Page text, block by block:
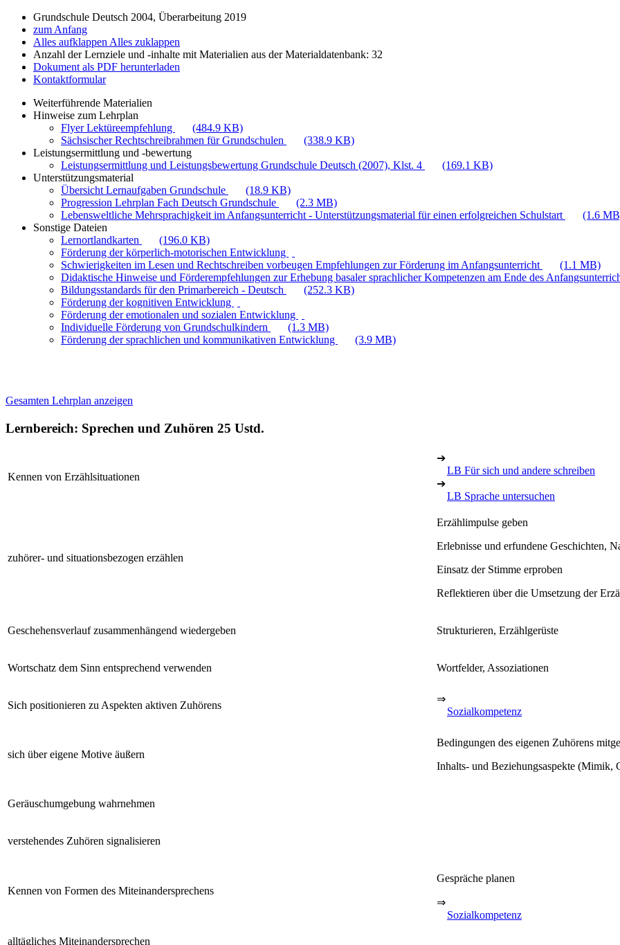
Grundschule Deutsch 2004, Überarbeitung 2019
zum Anfang
Alles aufklappen Alles zuklappen
Anzahl der Lernziele und -inhalte mit Materialien aus der Materialdatenbank: 32
Dokument als PDF herunterladen
Kontaktformular
Weiterführende Materialien
Hinweise zum Lehrplan
Flyer Lektüreempfehlung
(484.9 KB)
Sächsischer Rechtschreibrahmen für Grundschulen
(338.9 KB)
Leistungsermittlung und -bewertung
Leistungsermittlung und Leistungsbewertung Grundschule Deutsch (2007), Klst. 4
(169.1 KB)
Unterstützungsmaterial
Übersicht Lernaufgaben Grundschule
(18.9 KB)
Progression Lehrplan Fach Deutsch Grundschule
(2.3 MB)
Lebensweltliche Mehrsprachigkeit im Anfangsunterricht - Unterstützungsmaterial für einen erfolgreichen Schulstart
(1.6
Sonstige Dateien
Lernortlandkarten
(196.0 KB)
Förderung der körperlich-motorischen Entwicklung
Schwierigkeiten im Lesen und Rechtschreiben vorbeugen Empfehlungen zur Förderung im Anfangsunterricht
(1.1 MB)
Didaktische Hinweise und Förderempfehlungen zur Erhebung basaler sprachlicher Kompetenzen am Ende des
Bildungsstandards für den Primarbereich - Deutsch
(252.3 KB)
Förderung der kognitiven Entwicklung
Förderung der emotionalen und sozialen Entwicklung
Individuelle Förderung von Grundschulkindern
(1.3 MB)
Förderung der sprachlichen und kommunikativen Entwicklung
(3.9 MB)
Gesamten Lehrplan anzeigen
Lernbereich: Sprechen und Zuhören 25 Ustd.
Kennen von Erzählsituationen
➔
LB Für sich und andere schreiben
➔
LB Sprache untersuchen
zuhörer- und situationsbezogen erzählen
Erzählimpulse geben
Erlebnisse und erfundene Geschichten,
Einsatz der Stimme erproben
Reflektieren über die Umsetzung der
Geschehensverlauf zusammenhängend wiedergeben Strukturieren, Erzählgerüste
Wortschatz dem Sinn entsprechend verwenden Wortfelder, Assoziationen
Sich positionieren zu Aspekten aktiven Zuhörens
⇒
Sozialkompetenz
sich über eigene Motive äußern
Bedingungen des eigenen Zuhörens
Inhalts- und Beziehungsaspekte (Mimik,
Geräuschumgebung wahrnehmen
verstehendes Zuhören signalisieren
Kennen von Formen des Miteinandersprechens
Gespräche planen
⇒
Sozialkompetenz
alltägliches Miteinandersprechen